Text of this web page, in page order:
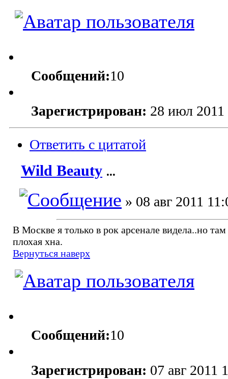
Сообщений:10
Зарегистрирован: 28 июл 2011
Ответить с цитатой
Wild Beauty ...
» 08 авг 2011
В Москве я только в рок арсенале видела..но
плохая хна.
Вернуться наверх
Сообщений:10
Зарегистрирован: 07 авг 2011